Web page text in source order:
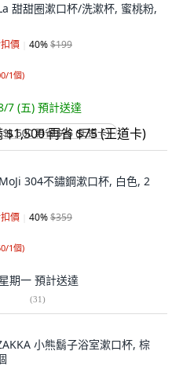
甜甜圈漱口杯/洗漱杯, 蜜桃粉,
價 40%$199
1個)
7 (五) 預計送達
$1,500 再省 $75 (王道卡)
304不鏽鋼漱口杯, 白色, 2
價 40%$359
1個)
期一 預計送達
(31)
小熊鬍子浴室漱口杯, 棕